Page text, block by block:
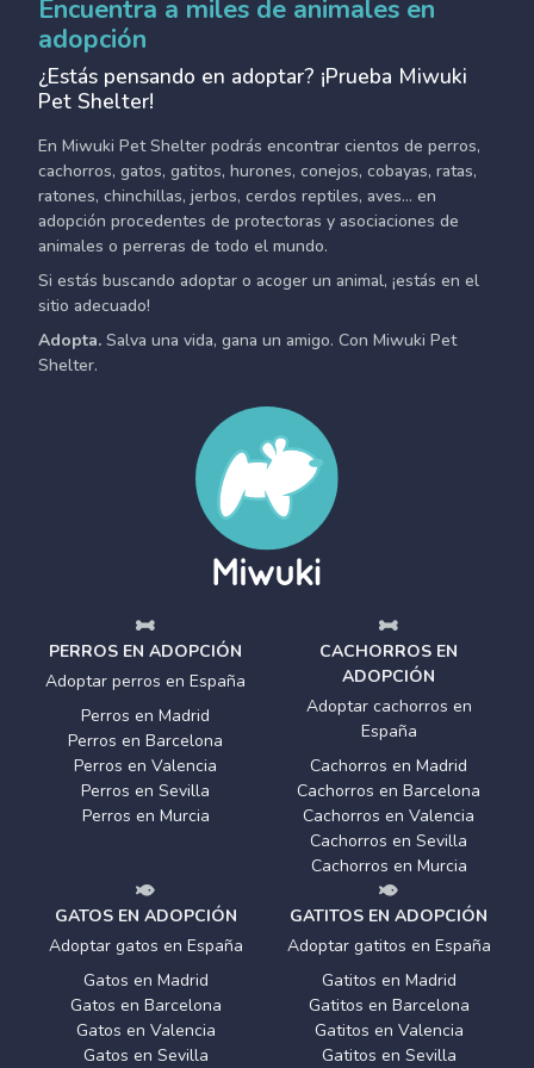
Encuentra a miles de animales en
adopción
¿Estás pensando en adoptar? ¡Prueba Miwuki
Pet Shelter!
En Miwuki Pet Shelter podrás encontrar cientos de perros,
cachorros, gatos, gatitos, hurones, conejos, cobayas, ratas,
ratones, chinchillas, jerbos, cerdos reptiles, aves... en
adopción procedentes de protectoras y asociaciones de
animales o perreras de todo el mundo.
Si estás buscando adoptar o acoger un animal, ¡estás en el
sitio adecuado!
Adopta. Salva una vida, gana un amigo. Con Miwuki Pet
Shelter.
PERROS EN ADOPCIÓN
Adoptar perros en España
Perros en Madrid
Perros en Barcelona
Perros en Valencia
Perros en Sevilla
Perros en Murcia
CACHORROS EN
ADOPCIÓN
Adoptar cachorros en
España
Cachorros en Madrid
Cachorros en Barcelona
Cachorros en Valencia
Cachorros en Sevilla
Cachorros en Murcia
GATOS EN ADOPCIÓN
Adoptar gatos en España
Gatos en Madrid
Gatos en Barcelona
Gatos en Valencia
Gatos en Sevilla
GATITOS EN ADOPCIÓN
Adoptar gatitos en España
Gatitos en Madrid
Gatitos en Barcelona
Gatitos en Valencia
Gatitos en Sevilla